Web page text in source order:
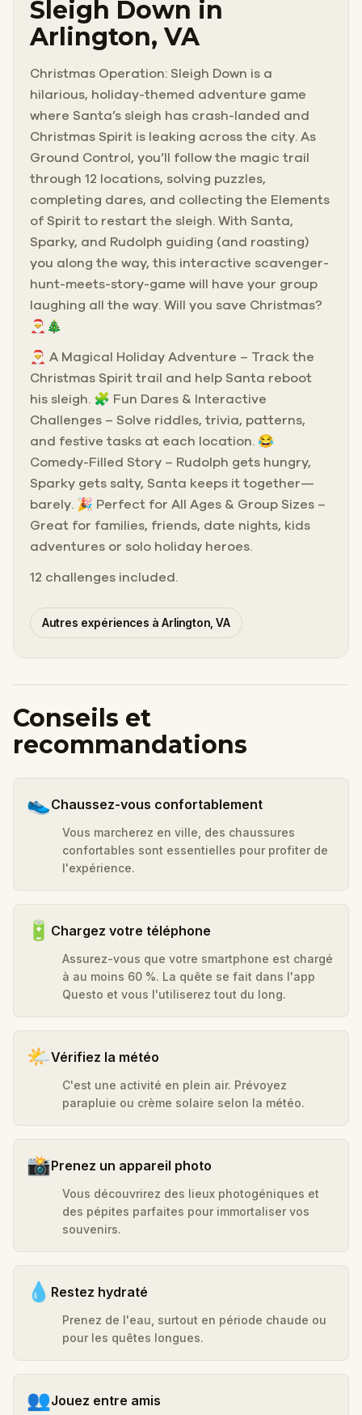
Sleigh Down in
Arlington, VA
Christmas Operation: Sleigh Down is a
hilarious, holiday-themed adventure game
where Santa’s sleigh has crash-landed and
Christmas Spirit is leaking across the city. As
Ground Control, you’ll follow the magic trail
through 12 locations, solving puzzles,
completing dares, and collecting the Elements
of Spirit to restart the sleigh. With Santa,
Sparky, and Rudolph guiding (and roasting)
you along the way, this interactive scavenger-
hunt-meets-story-game will have your group
laughing all the way. Will you save Christmas?
🎅🎄
🎅 A Magical Holiday Adventure – Track the
Christmas Spirit trail and help Santa reboot
his sleigh. 🧩 Fun Dares & Interactive
Challenges – Solve riddles, trivia, patterns,
and festive tasks at each location. 😂
Comedy-Filled Story – Rudolph gets hungry,
Sparky gets salty, Santa keeps it together—
barely. 🎉 Perfect for All Ages & Group Sizes –
Great for families, friends, date nights, kids
adventures or solo holiday heroes.
12 challenges included.
Autres expériences à Arlington, VA
Conseils et
recommandations
👟Chaussez-vous confortablement
Vous marcherez en ville, des chaussures
confortables sont essentielles pour profiter de
l'expérience.
🔋 Chargez votre téléphone
Assurez-vous que votre smartphone est chargé
à au moins 60 %. La quête se fait dans l'app
Questo et vous l'utiliserez tout du long.
🌤️Vérifiez la météo
C'est une activité en plein air. Prévoyez
parapluie ou crème solaire selon la météo.
📸Prenez un appareil photo
Vous découvrirez des lieux photogéniques et
des pépites parfaites pour immortaliser vos
souvenirs.
💧 Restez hydraté
Prenez de l'eau, surtout en période chaude ou
pour les quêtes longues.
👥Jouez entre amis